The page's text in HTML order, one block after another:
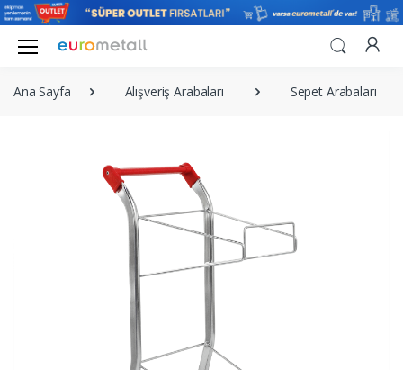
Ana Sayfa Alışveriş Arabaları Sepet Arabaları